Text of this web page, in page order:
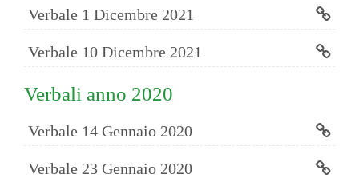
Verbale 1 Dicembre 2021
Verbale 10 Dicembre 2021
Verbali anno 2020
Verbale 14 Gennaio 2020
Verbale 23 Gennaio 2020